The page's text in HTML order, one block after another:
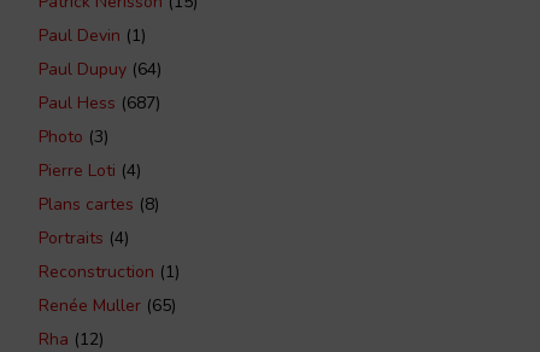
Paul Devin (1)
Paul Dupuy (64)
Paul Hess (687)
Photo (3)
Pierre Loti (4)
Plans cartes (8)
Portraits (4)
Reconstruction (1)
Renée Muller (65)
Rha (12)